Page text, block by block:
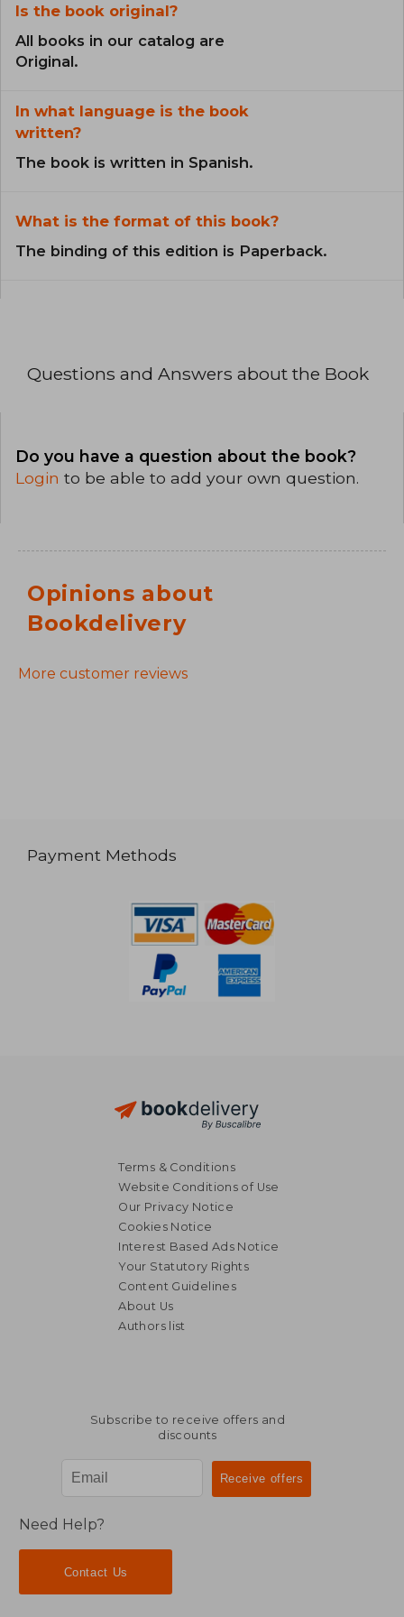
Is the book original?
All books in our catalog are
Original.
In what language is the book
written?
The book is written in Spanish.
What is the format of this book?
The binding of this edition is Paperback.
Questions and Answers about the Book
Do you have a question about the book?
Login to be able to add your own question.
Opinions about
Bookdelivery
More customer reviews
Payment Methods
Terms & Conditions
Website Conditions of Use
Our Privacy Notice
Cookies Notice
Interest Based Ads Notice
Your Statutory Rights
Content Guidelines
About Us
Authors list
Subscribe to receive offers and
discounts
Need Help?
Contact Us